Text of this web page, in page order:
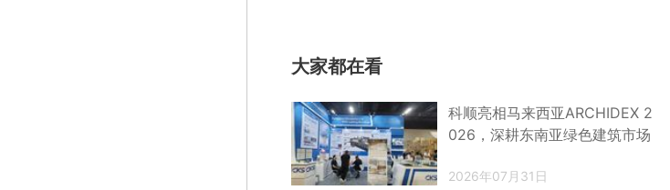
大家都在看
科顺亮相马来西亚ARCHIDEX 2
026，深耕东南亚绿色建筑市场
2026年07月31日